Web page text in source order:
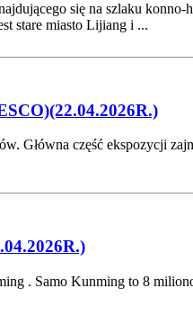
się na szlaku
stare miasto Lijiang i ...
Główna część ekspozycji
. Samo Kunming to 8